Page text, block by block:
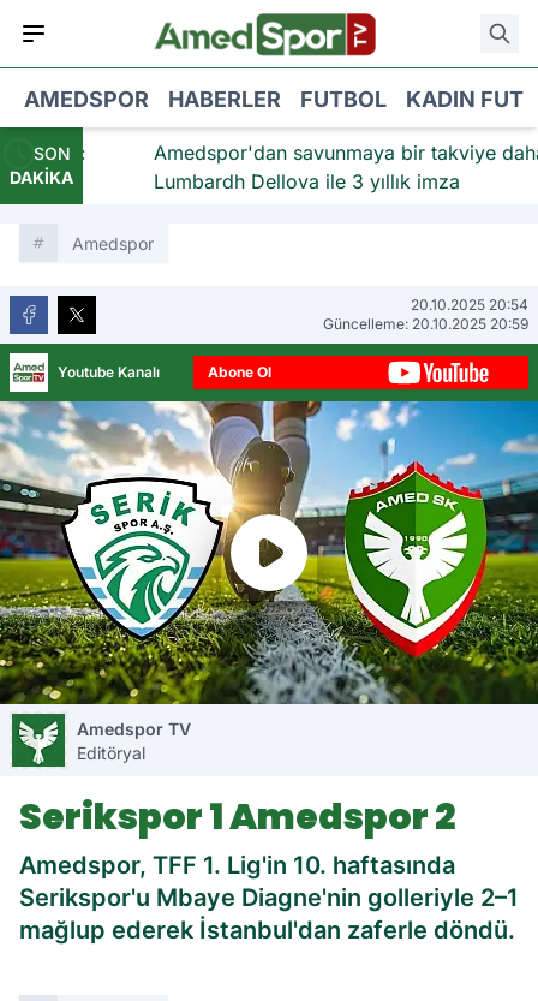
AMEDSPOR HABERLER FUTBOL KADIN
SON
DAKİKA
Amedspor'dan savunmaya bir takviye daha:
Lumbardh Dellova ile 3 yıllık imza
Amedspor
20.10.2025 20:54
Güncelleme: 20.10.2025 20:59
Youtube Kanalı Abone Ol
Amedspor TV
Editöryal
Serikspor 1 Amedspor 2
Amedspor, TFF 1. Lig'in 10. haftasında
Serikspor'u Mbaye Diagne'nin golleriyle 2–1
mağlup ederek İstanbul'dan zaferle döndü.